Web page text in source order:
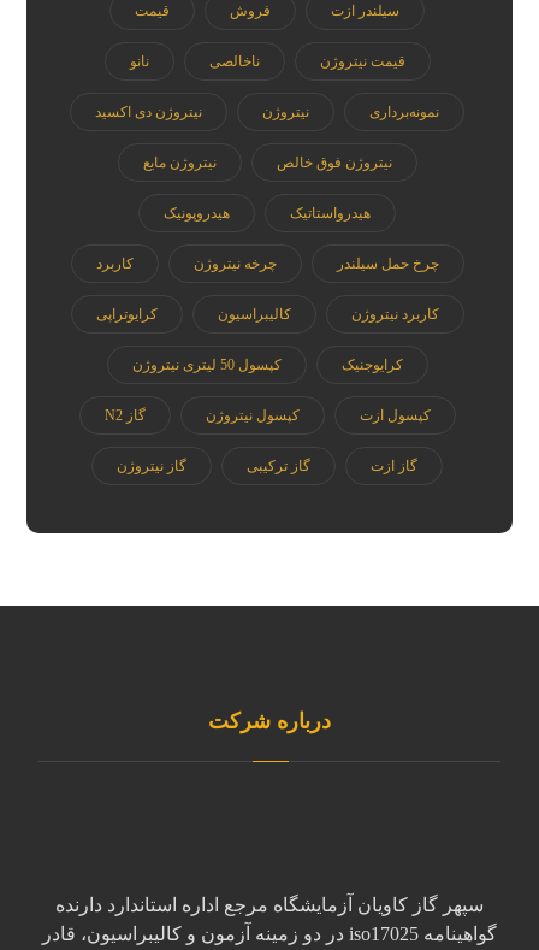
سیلندر ازت فروش قیمت
قیمت نیتروژن ناخالصی نانو
نمونه‌برداری نیتروژن نیتروژن دی اکسید
نیتروژن فوق خالص نیتروژن مایع
هیدرواستاتیک هیدروپونیک
چرخ حمل سیلندر چرخه نیتروژن کاربرد
کاربرد نیتروژن کالیبراسیون کرایوتراپی
کرایوجنیک کپسول 50 لیتری نیتروژن
کپسول ازت کپسول نیتروژن گاز N2
گاز ازت گاز ترکیبی گاز نیتروژن
درباره شرکت
سپهر گاز کاویان آزمایشگاه مرجع اداره استاندارد دارنده
گواهینامه iso17025 در دو زمینه آزمون و کالیبراسیون، قادر